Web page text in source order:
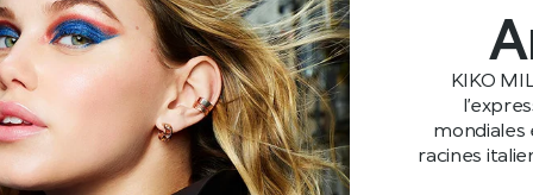
KIKO
mondiales
racines